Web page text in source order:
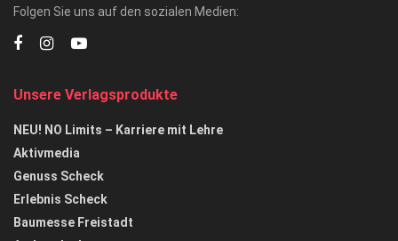
Folgen Sie uns auf den sozialen Medien:
Unsere Verlagsprodukte
NEU! NO Limits – Karriere mit Lehre
Aktivmedia
Genuss Scheck
Erlebnis Scheck
Baumesse Freistadt